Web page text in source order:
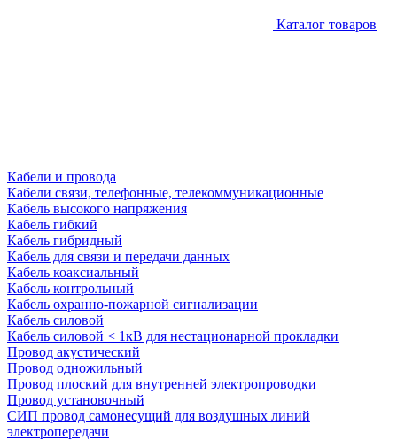
Каталог товаров
Кабели и провода
Кабели связи, телефонные, телекоммуникационные
Кабель высокого напряжения
Кабель гибкий
Кабель гибридный
Кабель для связи и передачи данных
Кабель коаксиальный
Кабель контрольный
Кабель охранно-пожарной сигнализации
Кабель силовой
Кабель силовой < 1кВ для нестационарной прокладки
Провод акустический
Провод одножильный
Провод плоский для внутренней электропроводки
Провод установочный
СИП провод самонесущий для воздушных линий
электропередачи